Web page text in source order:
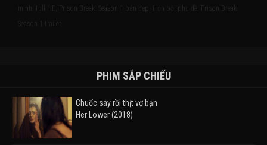
minh, full HD, Prison Break: Season 1 bản đẹp, trọn bộ, phụ đề, Prison Break:
Season 1 trailer
PHIM SẮP CHIẾU
Chuốc say rồi thịt vợ bạn
Her Lower (2018)